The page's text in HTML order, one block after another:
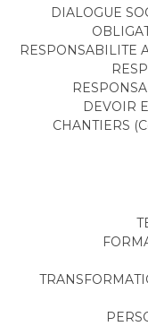
DIALOGUE
RESPONSABILITE
DEVOIR
CHANTIERS